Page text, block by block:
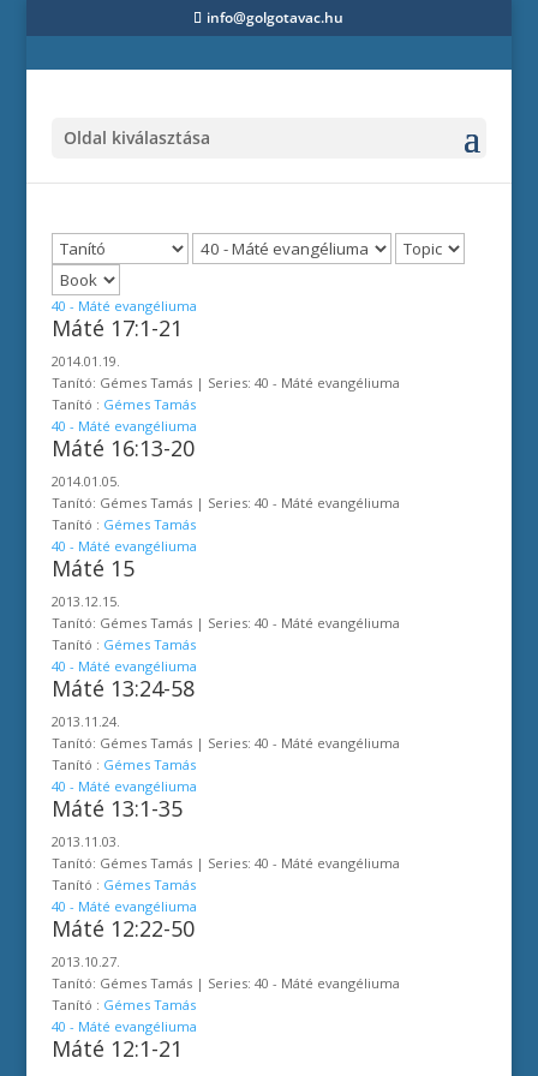
info@golgotavac.hu
Oldal kiválasztása
40 - Máté evangéliuma
Máté 17:1-21
2014.01.19.
Tanító: Gémes Tamás | Series: 40 - Máté evangéliuma
Tanító : Gémes Tamás
40 - Máté evangéliuma
Máté 16:13-20
2014.01.05.
Tanító: Gémes Tamás | Series: 40 - Máté evangéliuma
Tanító : Gémes Tamás
40 - Máté evangéliuma
Máté 15
2013.12.15.
Tanító: Gémes Tamás | Series: 40 - Máté evangéliuma
Tanító : Gémes Tamás
40 - Máté evangéliuma
Máté 13:24-58
2013.11.24.
Tanító: Gémes Tamás | Series: 40 - Máté evangéliuma
Tanító : Gémes Tamás
40 - Máté evangéliuma
Máté 13:1-35
2013.11.03.
Tanító: Gémes Tamás | Series: 40 - Máté evangéliuma
Tanító : Gémes Tamás
40 - Máté evangéliuma
Máté 12:22-50
2013.10.27.
Tanító: Gémes Tamás | Series: 40 - Máté evangéliuma
Tanító : Gémes Tamás
40 - Máté evangéliuma
Máté 12:1-21